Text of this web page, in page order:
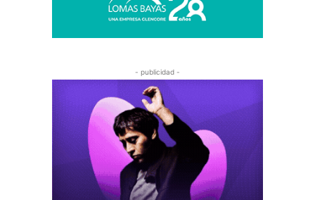
- publicidad -